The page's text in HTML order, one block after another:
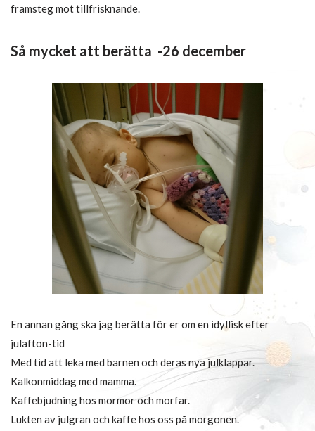
framsteg mot tillfrisknande.
Så mycket att berätta -26 december
En annan gång ska jag berätta för er om en idyllisk efter
julafton-tid
Med tid att leka med barnen och deras nya julklappar.
Kalkonmiddag med mamma.
Kaffebjudning hos mormor och morfar.
Lukten av julgran och kaffe hos oss på morgonen.